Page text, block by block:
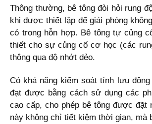
Thông thường, bê tông đòi hỏi rung
khi được thiết lập để giải phóng
có trong hỗn hợp. Bê tông tự củng
thiết cho sự củng cố cơ học (các
thông qua độ nhớt dẻo.
Có khả năng kiểm soát tính lưu
đạt được bằng cách sử dụng các
cao cấp, cho phép bê tông được đặt
này không chỉ tiết kiệm thời gian, mà